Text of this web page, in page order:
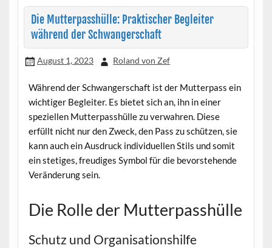
Die Mutterpasshülle: Praktischer Begleiter
während der Schwangerschaft
August 1, 2023 Roland von Zef
Während der Schwangerschaft ist der Mutterpass ein
wichtiger Begleiter. Es bietet sich an, ihn in einer
speziellen Mutterpasshülle zu verwahren. Diese
erfüllt nicht nur den Zweck, den Pass zu schützen, sie
kann auch ein Ausdruck individuellen Stils und somit
ein stetiges, freudiges Symbol für die bevorstehende
Veränderung sein.
Die Rolle der Mutterpasshülle
Schutz und Organisationshilfe